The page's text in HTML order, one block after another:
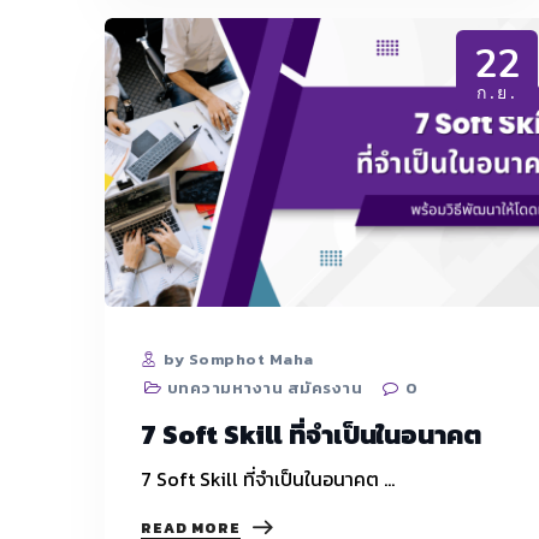
22
ก.ย.
by Somphot Maha
บทความหางาน สมัครงาน
0
7 Soft Skill ที่จำเป็นในอนาคต
7 Soft Skill ที่จำเป็นในอนาคต …
READ MORE